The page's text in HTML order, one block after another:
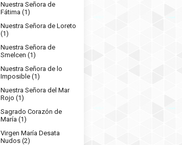
Nuestra Señora de
Fátima (1)
Nuestra Señora de Loreto
(1)
Nuestra Señora de
Smelcen (1)
Nuestra Señora de lo
Imposible (1)
Nuestra Señora del Mar
Rojo (1)
Sagrado Corazón de
María (1)
Virgen María Desata
Nudos (2)